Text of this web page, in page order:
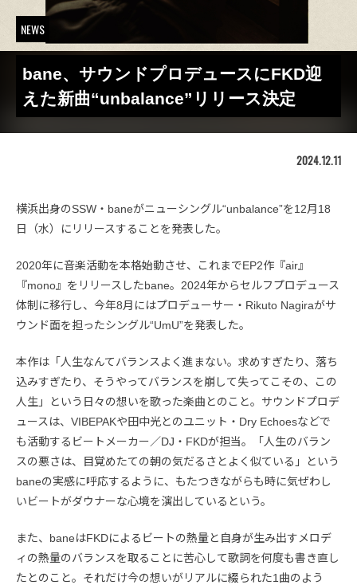
NEWS
bane、サウンドプロデュースにFKD迎
えた新曲“unbalance”リリース決定
2024.12.11
横浜出身のSSW・baneがニューシングル“unbalance”を12月18
日（水）にリリースすることを発表した。
2020年に音楽活動を本格始動させ、これまでEP2作『air』
『mono』をリリースしたbane。2024年からセルフプロデュース
体制に移行し、今年8月にはプロデューサー・Rikuto Nagiraがサ
ウンド面を担ったシングル“UmU”を発表した。
本作は「人生なんてバランスよく進まない。求めすぎたり、落ち
込みすぎたり、そうやってバランスを崩して失ってこその、この
人生」という日々の想いを歌った楽曲とのこと。サウンドプロデ
ュースは、VIBEPAKや田中光とのユニット・Dry Echoesなどで
も活動するビートメーカー／DJ・FKDが担当。「人生のバラン
スの悪さは、目覚めたての朝の気だるさとよく似ている」という
baneの実感に呼応するように、もたつきながらも時に気ぜわし
いビートがダウナーな心境を演出しているという。
また、baneはFKDによるビートの熱量と自身が生み出すメロデ
ィの熱量のバランスを取ることに苦心して歌詞を何度も書き直し
たとのこと。それだけ今の想いがリアルに綴られた1曲のよう